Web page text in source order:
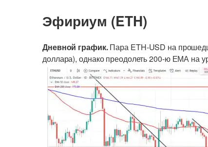
Эфириум (ETH)
Дневной график.Пара ETH-USD на
доллара), однако преодолеть 200-ю ЕМА на